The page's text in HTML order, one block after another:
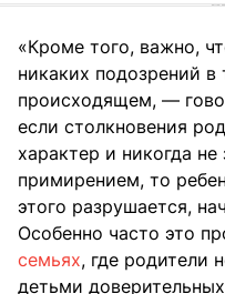
«Кроме того, важно,
никаких подозрений
происходящем, —
если столкновения
характер и никогда не
примирением, то
этого разрушается,
Особенно часто это
семьях, где родители
детьми